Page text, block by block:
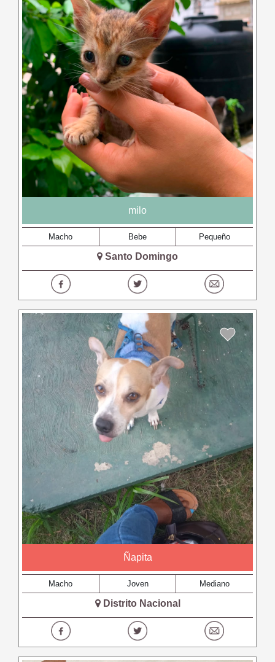
milo
Macho Bebe Pequeño
Santo Domingo
Ñapita
Macho Joven Mediano
Distrito Nacional